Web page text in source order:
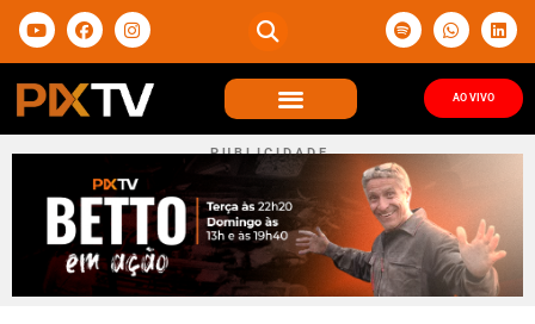
AO VIVO
P U B L I C I D A D E